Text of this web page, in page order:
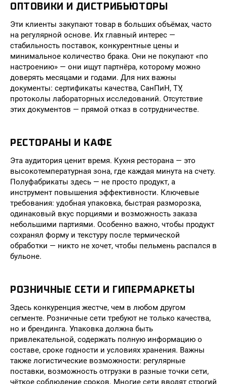
ОПТОВИКИ И ДИСТРИБЬЮТОРЫ
Эти клиенты закупают товар в больших объёмах, часто
на регулярной основе. Их главный интерес —
стабильность поставок, конкурентные цены и
минимальное количество брака. Они не покупают «по
настроению» — они ищут партнёра, которому можно
доверять месяцами и годами. Для них важны
документы: сертификаты качества, СанПиН, ТУ,
протоколы лабораторных исследований. Отсутствие
этих документов — прямой отказ в сотрудничестве.
РЕСТОРАНЫ И КАФЕ
Эта аудитория ценит время. Кухня ресторана — это
высокотемпературная зона, где каждая минута на счету.
Полуфабрикаты здесь — не просто продукт, а
инструмент повышения эффективности. Ключевые
требования: удобная упаковка, быстрая разморозка,
одинаковый вкус порциями и возможность заказа
небольшими партиями. Особенно важно, чтобы продукт
сохранял форму и текстуру после термической
обработки — никто не хочет, чтобы пельмень распался в
бульоне.
РОЗНИЧНЫЕ СЕТИ И ГИПЕРМАРКЕТЫ
Здесь конкуренция жестче, чем в любом другом
сегменте. Розничные сети требуют не только качества,
но и брендинга. Упаковка должна быть
привлекательной, содержать полную информацию о
составе, сроке годности и условиях хранения. Важны
также логистические возможности: регулярные
поставки, возможность отгрузки в разные точки сети,
чёткое соблюдение сроков. Многие сети вводят строгий